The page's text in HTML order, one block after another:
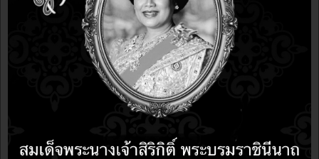
14 years 9 months ago
Nvu-Web Authoring